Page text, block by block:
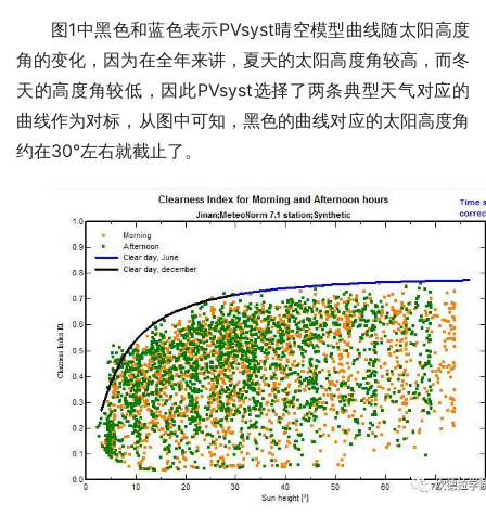
图1中黑色和蓝色表示PVsyst晴空模型曲线随太阳高度
角的变化，因为在全年来讲，夏天的太阳高度角较高，而冬
天的高度角较低，因此PVsyst选择了两条典型天气对应的
曲线作为对标，从图中可知，黑色的曲线对应的太阳高度角
约在30°左右就截止了。